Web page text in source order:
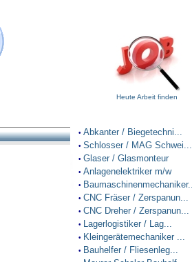
Heute Arbeit finden
• Abkanter / Biegetechni...
• Schlosser / MAG Schwei...
• Glaser / Glasmonteur
• Anlagenelektriker m/w
•
• CNC Fräser / Zerspanun...
• CNC Dreher / Zerspanun...
• Lagerlogistiker / Lag...
• Kleingerätemechaniker ...
• Bauhelfer / Fliesenleg...